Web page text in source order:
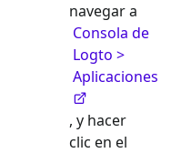
navegar a
Consola de
Logto >
Aplicaciones
, y hacer
clic en el